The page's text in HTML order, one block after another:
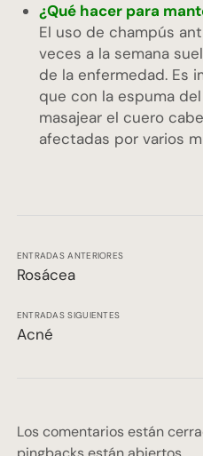
¿Qué hacer para
El uso de champús
veces a la semana
de la enfermedad. Es
que con la espuma
masajear el cuero
afectadas por varios
ENTRADAS ANTERIORES
Rosácea
ENTRADAS SIGUIENTES
Acné
Los comentarios están